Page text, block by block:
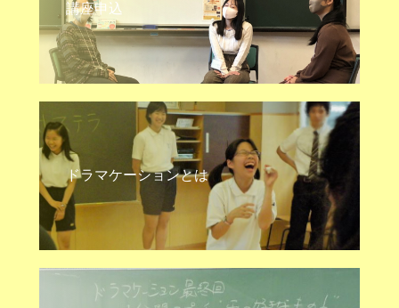
講座申込
ドラマケーションとは